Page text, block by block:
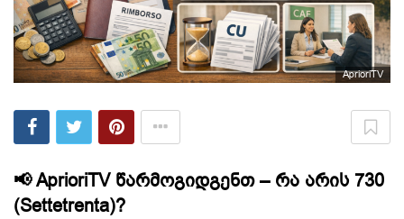
AprioriTV
📢 AprioriTV წარმოგიდგენთ – რა არის 730
(Settetrenta)?